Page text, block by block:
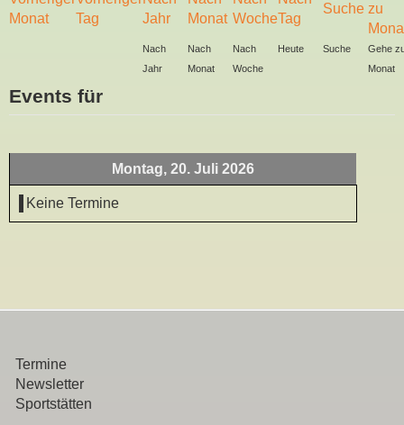
Nach
Jahr
Nach
Monat
Nach
Woche
Heute Suche
Gehe
Monat
Events für
Montag, 20. Juli 2026
Keine Termine
Termine
Newsletter
Sportstätten